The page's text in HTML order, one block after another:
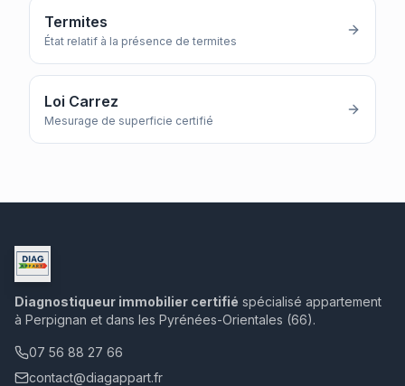
Termites
État relatif à la présence de termites
Loi Carrez
Mesurage de superficie certifié
Diagnostiqueur immobilier certifié spécialisé appartement
à Perpignan et dans les Pyrénées-Orientales (66).
07 56 88 27 66
contact@diagappart.fr